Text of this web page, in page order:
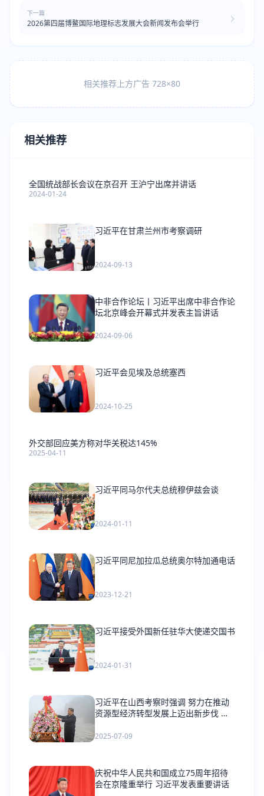
下一篇
2026第四届博鳌国际地理标志发展大会新闻发布会举行
相关推荐上方广告 728×80
相关推荐
全国统战部长会议在京召开 王沪宁出席并讲话
2024-01-24
习近平在甘肃兰州市考察调研
2024-09-13
中非合作论坛丨习近平出席中非合作论
坛北京峰会开幕式并发表主旨讲话
2024-09-06
习近平会见埃及总统塞西
2024-10-25
外交部回应美方称对华关税达145%
2025-04-11
习近平同马尔代夫总统穆伊兹会谈
2024-01-11
习近平同尼加拉瓜总统奥尔特加通电话
2023-12-21
习近平接受外国新任驻华大使递交国书
2024-01-31
习近平在山西考察时强调 努力在推动
资源型经济转型发展上迈出新步伐 奋
章
2025-07-09
庆祝中华人民共和国成立75周年招待
会在京隆重举行 习近平发表重要讲话